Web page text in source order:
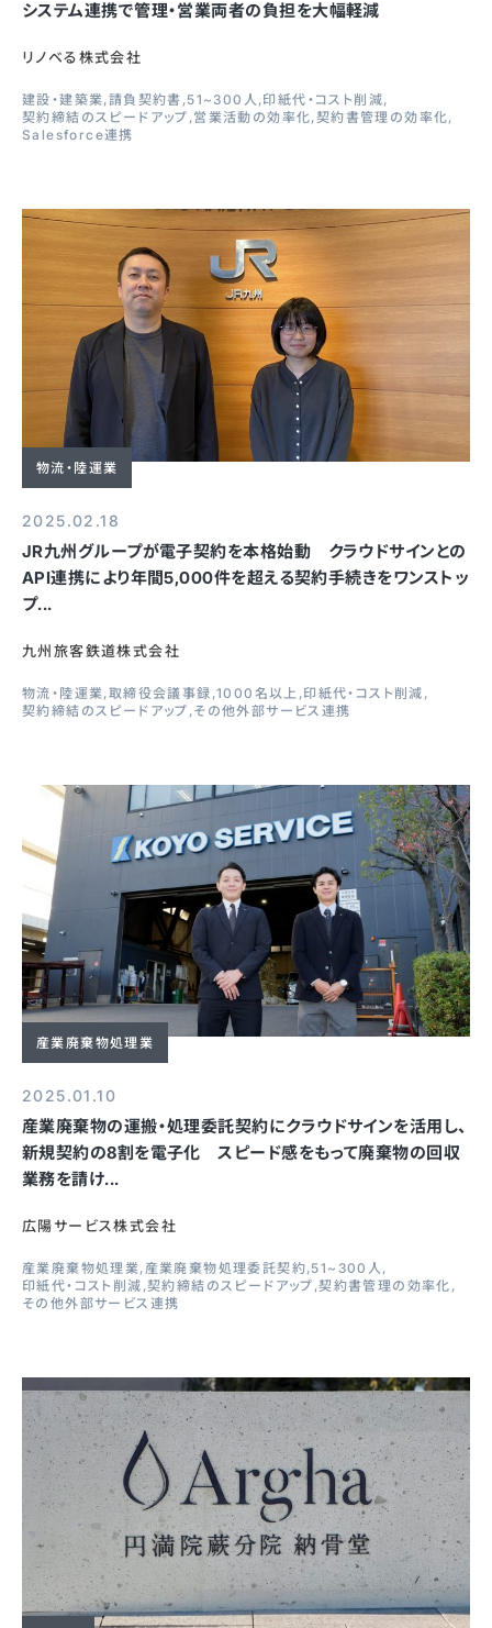
システム連携で管理・営業両者の負担を大幅軽減
リノベる株式会社
建設・建築業 請負契約書 51~300人 印紙代・コスト削減
契約締結のスピードアップ 営業活動の効率化 契約書管理の効率化
Salesforce連携
物流・陸運業
2025.02.18
JR九州グループが電子契約を本格始動 クラウドサインとの
API連携により年間5,000件を超える契約手続きをワンストッ
プ...
九州旅客鉄道株式会社
物流・陸運業 取締役会議事録 1000名以上 印紙代・コスト削減
契約締結のスピードアップ その他外部サービス連携
産業廃棄物処理業
2025.01.10
産業廃棄物の運搬・処理委託契約にクラウドサインを活用し、
新規契約の8割を電子化 スピード感をもって廃棄物の回収
業務を請け...
広陽サービス株式会社
産業廃棄物処理業 産業廃棄物処理委託契約 51~300人
印紙代・コスト削減 契約締結のスピードアップ 契約書管理の効率化
その他外部サービス連携